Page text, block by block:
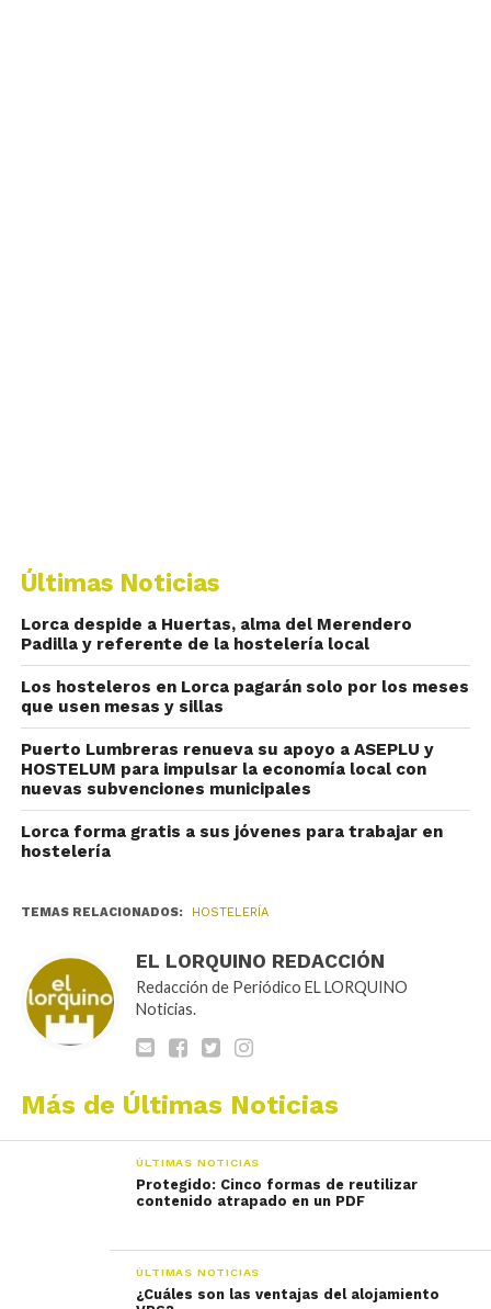
Últimas Noticias
Lorca despide a Huertas, alma del Merendero
Padilla y referente de la hostelería local
Los hosteleros en Lorca pagarán solo por los meses
que usen mesas y sillas
Puerto Lumbreras renueva su apoyo a ASEPLU y
HOSTELUM para impulsar la economía local con
nuevas subvenciones municipales
Lorca forma gratis a sus jóvenes para trabajar en
hostelería
TEMAS RELACIONADOS: HOSTELERÍA
EL LORQUINO REDACCIÓN
Redacción de Periódico EL LORQUINO
Noticias.
Más de Últimas Noticias
ÚLTIMAS NOTICIAS
Protegido: Cinco formas de reutilizar
contenido atrapado en un PDF
ÚLTIMAS NOTICIAS
¿Cuáles son las ventajas del alojamiento